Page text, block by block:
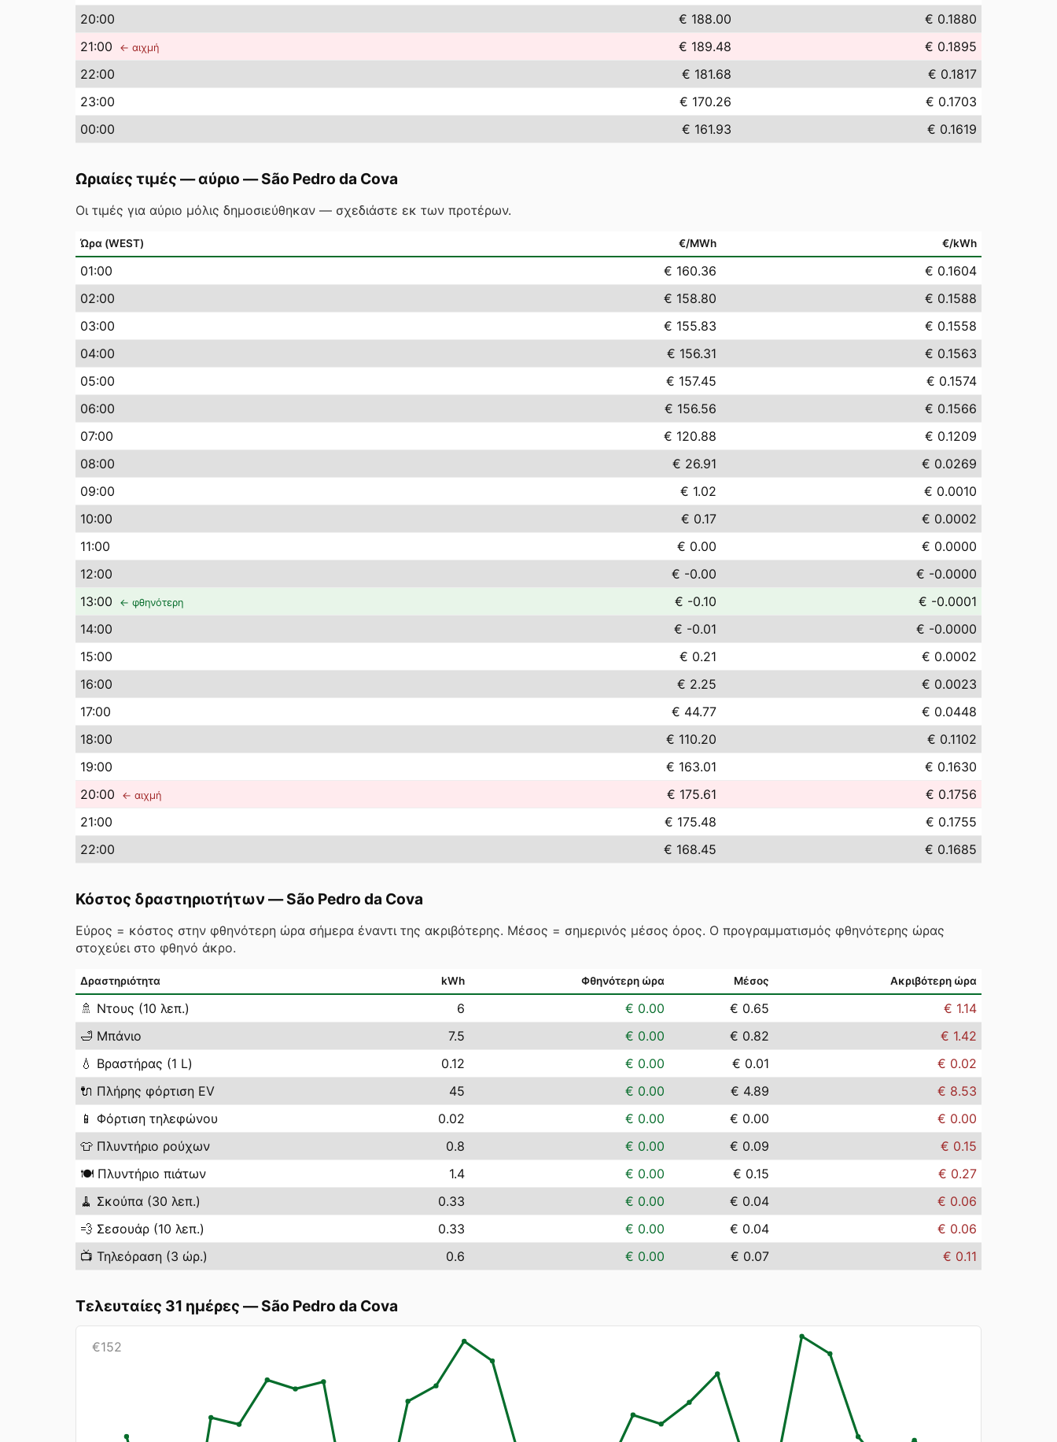
20:00 € 188.00
€ 0.1880
21:00 ← αιχμή € 189.48
€ 0.1895
22:00 € 181.68
€ 0.1817
23:00 € 170.26
€ 0.1703
00:00 € 161.93 € 0.1619
Ωριαίες τιμές — αύριο —São Pedro da Cova
Οι τιμές για αύριο μόλις δημοσιεύθηκαν — σχεδιάστε εκ των προτέρων.
Ώρα (WEST) €/MWh €/kWh
01:00 € 160.36
€ 0.1604
02:00 € 158.80
€ 0.1588
03:00 € 155.83
€ 0.1558
04:00 € 156.31
€ 0.1563
05:00 € 157.45
€ 0.1574
06:00 € 156.56
€ 0.1566
07:00 € 120.88
€ 0.1209
08:00 € 26.91
€ 0.0269
09:00 € 1.02
€ 0.0010
10:00 € 0.17
€ 0.0002
11:00 € 0.00
€ 0.0000
12:00 € -0.00
€ -0.0000
13:00 ← φθηνότερη € -0.10
€ -0.0001
14:00 € -0.01
€ -0.0000
15:00 € 0.21
€ 0.0002
16:00 € 2.25
€ 0.0023
17:00 € 44.77
€ 0.0448
18:00 € 110.20
€ 0.1102
19:00 € 163.01
€ 0.1630
20:00 ← αιχμή € 175.61
€ 0.1756
21:00 € 175.48
€ 0.1755
22:00 € 168.45 € 0.1685
Κόστος δραστηριοτήτων —São Pedro da Cova
Εύρος = κόστος στην φθηνότερη ώρα σήμερα έναντι της ακριβότερης. Μέσος = σημερινός μέσος όρος. Ο προγραμματισμός φθηνότερης ώρας
στοχεύει στο φθηνό άκρο.
Δραστηριότητα kWh Φθηνότερη ώρα Μέσος Ακριβότερη ώρα
🚿 Ντους (10 λεπ.) 6 € 0.00 € 0.65
€ 1.14
🛁 Μπάνιο 7.5 € 0.00 € 0.82
€ 1.42
💧 Βραστήρας (1 L) 0.12 € 0.00 € 0.01
€ 0.02
🔌 Πλήρης φόρτιση EV 45 € 0.00 € 4.89
€ 8.53
📱 Φόρτιση τηλεφώνου 0.02 € 0.00 € 0.00
€ 0.00
👕 Πλυντήριο ρούχων 0.8 € 0.00 € 0.09
€ 0.15
🍽️ Πλυντήριο πιάτων 1.4 € 0.00 € 0.15
€ 0.27
🧹 Σκούπα (30 λεπ.) 0.33 € 0.00 € 0.04
€ 0.06
💨 Σεσουάρ (10 λεπ.) 0.33 € 0.00 € 0.04
€ 0.06
📺 Τηλεόραση (3 ώρ.) 0.6 € 0.00 € 0.07 € 0.11
Τελευταίες 31 ημέρες —São Pedro da Cova
€152